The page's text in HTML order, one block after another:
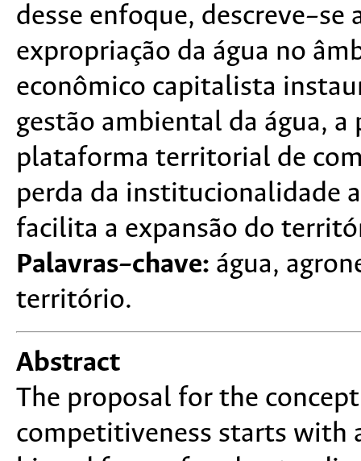
desse enfoque, descreve–se
expropriação da água no
econômico capitalista
gestão ambiental da água,
plataforma territorial de
perda da institucionalidade
facilita a expansão do
Palavras–chave: água,
território.
Abstract
The proposal for the
competitiveness starts with